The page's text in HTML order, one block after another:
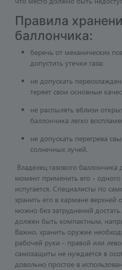
Правила
баллончика:
беречь от механических
допустить утечки газа;
не допускать
теряет свои основные
не распылять вблизи
баллончика легко
не допускать перегрева
солнечных лучей.
Владелец газового
момент применить его -
испугается. Специалисты по
хранить его в кармане верхней
можно без затруднений
должен быть компактным,
Важно, хранить оружие
рабочей руки - правой или
самозащиты не нуждается в
довольно простое в